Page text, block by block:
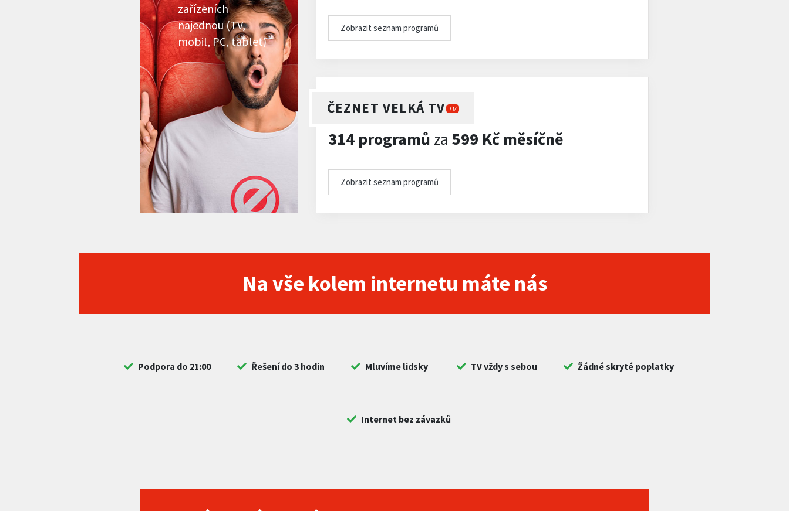
zařízeních
najednou (TV,
mobil, PC, tablet)
Zobrazit seznam programů
ČEZNET VELKÁ TV TV
314 programů za 599 Kč měsíčně
Zobrazit seznam programů
Na vše kolem internetu máte nás
Podpora do 21:00 Řešení do 3 hodin Mluvíme lidsky TV vždy s sebou Žádné skryté poplatky
Internet bez závazků